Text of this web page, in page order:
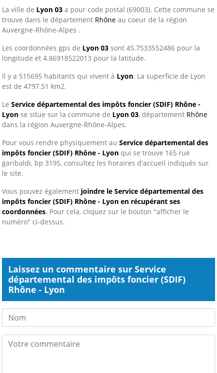
La ville de Lyon 03 a pour code postal (69003). Cette commune se
trouve dans le département Rhône au coeur de la région
Auvergne-Rhône-Alpes .
Les coordonnées gps de Lyon 03 sont 45.7533552486 pour la
longitude et 4.86918522013 pour la latitude.
Il y a 515695 habitants qui vivent à Lyon. La superficie de Lyon
est de 4797.51 km2.
Le Service départemental des impôts foncier (SDIF) Rhône -
Lyon se situe sur la commune de Lyon 03, département Rhône
dans la région Auvergne-Rhône-Alpes.
Pour vous rendre physiquement au Service départemental des
impôts foncier (SDIF) Rhône - Lyon qui se trouve 165 rue
garibaldi, bp 3195, consultez les horaires d'accueil indiqués sur
le site.
Vous pouvez également joindre le Service départemental des
impôts foncier (SDIF) Rhône - Lyon en récupérant ses
coordonnées. Pour cela, cliquez sur le bouton "afficher le
numéro" ci-dessus.
Laissez un commentaire sur Service
départemental des impôts foncier (SDIF)
Rhône - Lyon